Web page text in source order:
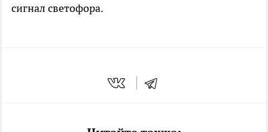
сигнал светофора.